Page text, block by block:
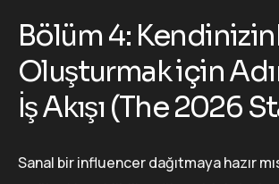
Bölüm 4:
Oluşturmak için
İş Akışı (The 2026
Sanal bir influencer dağıtmaya hazır